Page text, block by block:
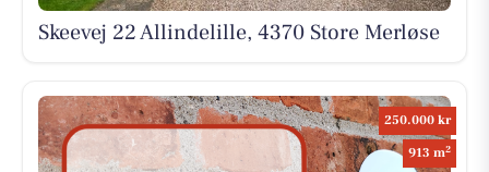
Skeevej 22 Allindelille, 4370 Store Merløse
250.000 kr
913 m2